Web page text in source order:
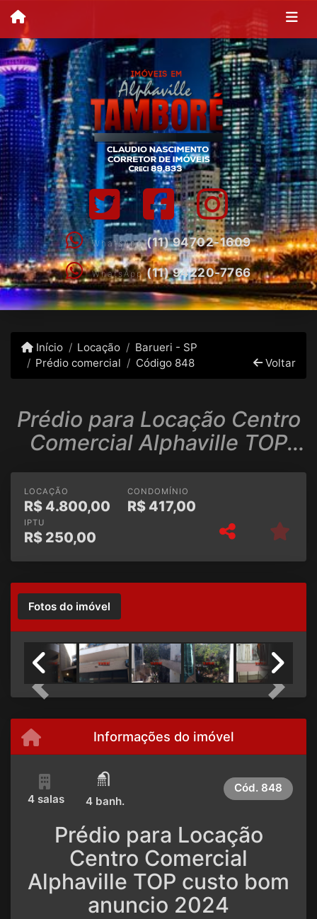
WhatsApp(11) 94702-1609
WhatsApp (11) 94220-7766
Início Locação
Barueri - SP
Prédio comercial
Código 848 Voltar
Prédio para Locação Centro
Comercial Alphaville TOP
custo bom anuncio 2024
LOCAÇÃO
R$ 4.800,00
CONDOMÍNIO
R$ 417,00
IPTU
R$ 250,00
Fotos do imóvel
Previous Next
Informações do imóvel
4 salas 4 banh.
Cód. 848
Prédio para Locação
Centro Comercial
Alphaville TOP custo bom
anuncio 2024